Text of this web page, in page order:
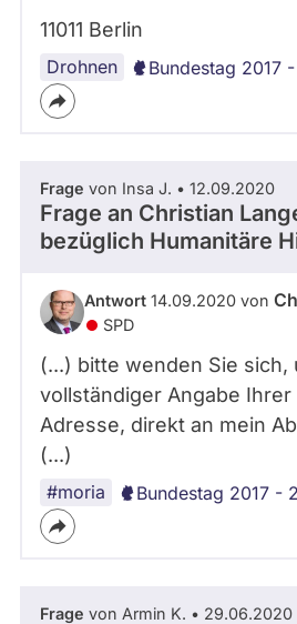
11011 Berlin
Drohnen Bundestag 2017
Frage von Insa J. • 12.09.2020
Frage an Christian
bezüglich Humanitäre
Antwort 14.09.2020 von
SPD
(...) bitte wenden Sie sich,
vollständiger Angabe
Adresse, direkt an mein
(...)
#moria Bundestag 2017 -
Frage von Armin K. • 29.06.2020